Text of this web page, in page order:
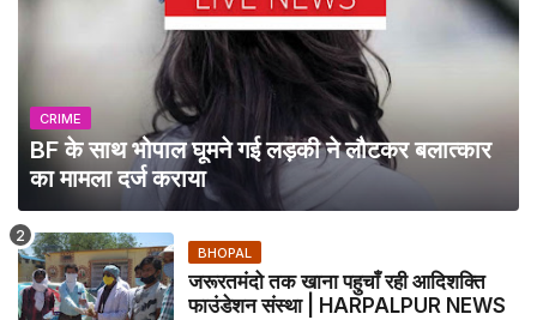
CRIME
BF के साथ भोपाल घूमने गई लड़की ने लौटकर बलात्कार
का मामला दर्ज कराया
BHOPAL
जरूरतमंदो तक खाना पहुचाँ रही आदिशक्ति
फाउंडेशन संस्था | HARPALPUR NEWS